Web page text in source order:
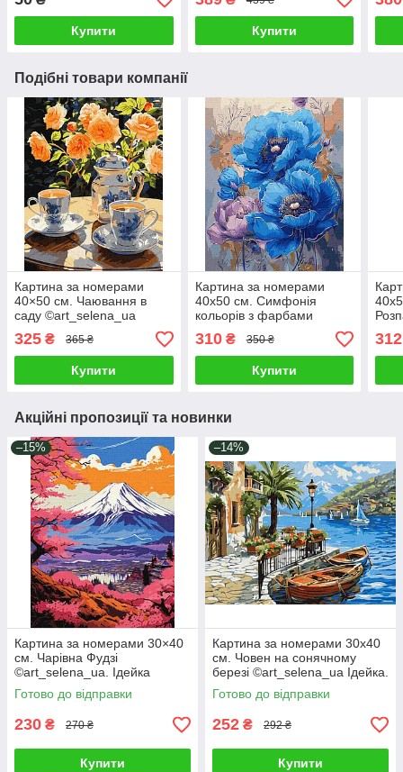
Купити Купити
Подібні товари компанії
Картина за номерами
40×50 см. Чаювання в
саду ©art_selena_ua
325 ₴ 365 ₴
Купити
Картина за номерами
40х50 см. Симфонія
кольорів з фарбами
©victoria_art___Ідейка
КНО3275
310₴ 350 ₴
Купити
312
Акційні пропозиції та новинки
–15%
Картина за номерами 30×40
см. Чарівна Фудзі
©art_selena_ua. Ідейка
КНО2900
Готово до відправки
230 ₴ 270 ₴
Купити
–14%
Картина за номерами 30х40
см. Човен на сонячному
березі ©art_selena_ua Ідейка.
KHO6466
Готово до відправки
252 ₴ 292 ₴
Купити